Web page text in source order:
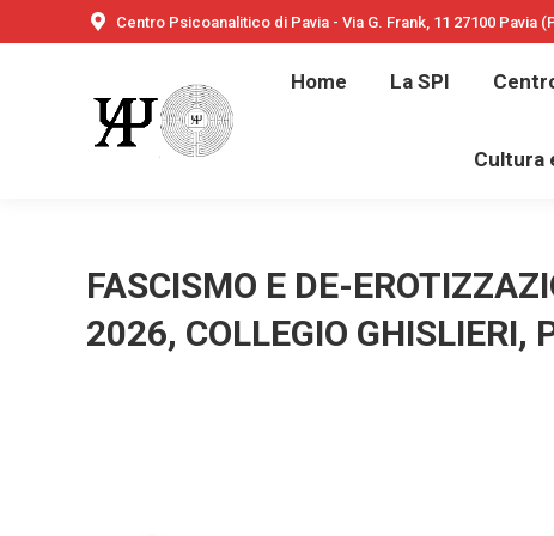
Centro Psicoanalitico di Pavia - Via G. Frank, 11 27100 Pavia
Home La SPI
Cultura
FASCISMO E DE-
2026, COLLEGIO GHISLIERI,
Home